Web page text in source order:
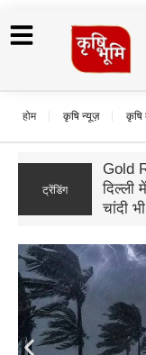
होम कृषि न्यूज़ कृषि
ट्रेंडिंग
यूपी
कृषि पर